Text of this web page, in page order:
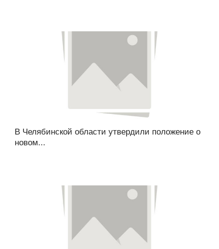
В Челябинской области утвердили положение о
новом...